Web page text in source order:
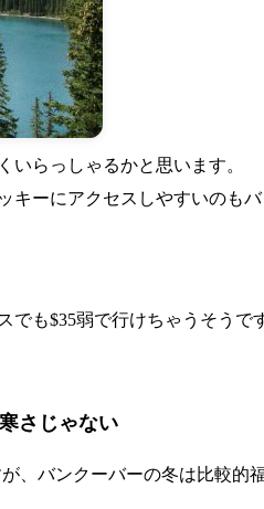
いらっしゃるかと思います。
キーにアクセスしやすいのもバ
も$35弱で行けちゃうそうで
さじゃない
、バンクーバーの冬は比較